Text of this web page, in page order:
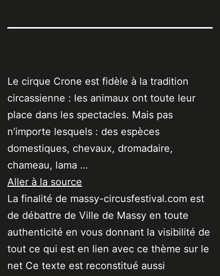
Le cirque Crone est fidèle à la tradition
circassienne : les animaux ont toute leur
place dans les spectacles. Mais pas
n’importe lesquels : des espèces
domestiques, chevaux, dromadaire,
chameau, lama …
Aller à la source
La finalité de massy-circusfestival.com est
de débattre de Ville de Massy en toute
authenticité en vous donnant la visibilité de
tout ce qui est en lien avec ce thème sur le
net Ce texte est reconstitué aussi